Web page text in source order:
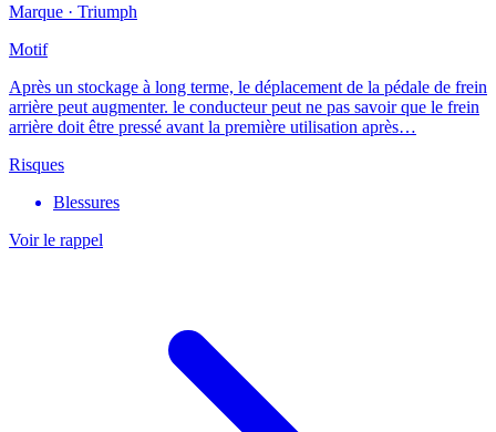
Marque · Triumph
Motif
Après un stockage à long terme, le déplacement de la pédale de frein
arrière peut augmenter. le conducteur peut ne pas savoir que le frein
arrière doit être pressé avant la première utilisation après…
Risques
Blessures
Voir le rappel